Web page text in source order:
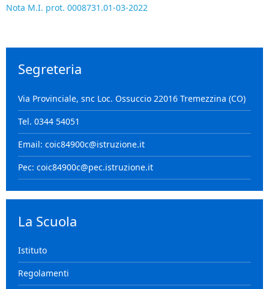
Nota M.I. prot. 0008731.01-03-2022
Segreteria
Via Provinciale, snc Loc. Ossuccio 22016 Tremezzina (CO)
Tel. 0344 54051
Email: coic84900c@istruzione.it
Pec: coic84900c@pec.istruzione.it
La Scuola
Istituto
Regolamenti